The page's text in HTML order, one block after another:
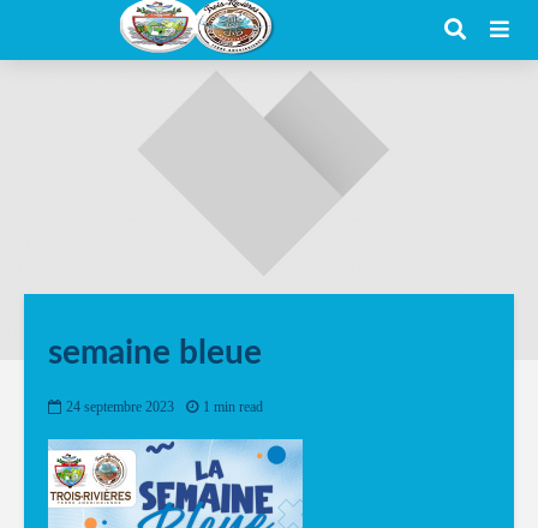
semaine bleue
24 septembre 2023 1 min read